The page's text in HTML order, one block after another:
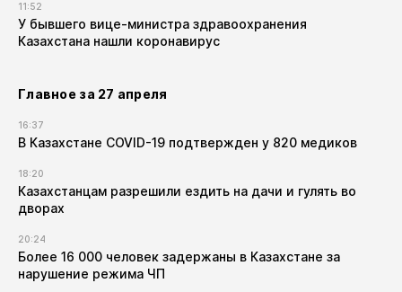
11:52
У бывшего вице-министра здравоохранения
Казахстана нашли коронавирус
Главное за 27 апреля
16:37
В Казахстане COVID-19 подтвержден у 820 медиков
18:20
Казахстанцам разрешили ездить на дачи и гулять во
дворах
20:24
Более 16 000 человек задержаны в Казахстане за
нарушение режима ЧП